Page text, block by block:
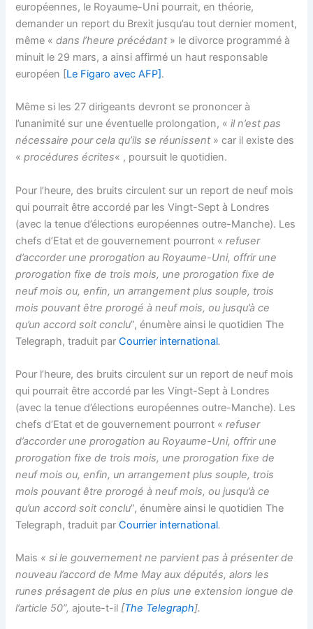
européennes, le Royaume-Uni pourrait, en théorie,
demander un report du Brexit jusqu’au tout dernier moment,
même «dans l’heure précédant » le divorce programmé à
minuit le 29 mars, a ainsi affirmé un haut responsable
européen [Le Figaro avec AFP].
Même si les 27 dirigeants devront se prononcer à
l’unanimité sur une éventuelle prolongation, «il n’est pas
nécessaire pour cela qu’ils se réunissent » car il existe des
«procédures écrites« , poursuit le quotidien.
Pour l’heure, des bruits circulent sur un report de neuf mois
qui pourrait être accordé par les Vingt-Sept à Londres
(avec la tenue d’élections européennes outre-Manche). Les
chefs d’Etat et de gouvernement pourront «refuser
d’accorder une prorogation au Royaume-Uni, offrir une
prorogation fixe de trois mois, une prorogation fixe de
neuf mois ou, enfin, un arrangement plus souple, trois
mois pouvant être prorogé à neuf mois, ou jusqu’à ce
qu’un accord soit conclu”, énumère ainsi le quotidien The
Telegraph, traduit parCourrier international.
Pour l’heure, des bruits circulent sur un report de neuf mois
qui pourrait être accordé par les Vingt-Sept à Londres
(avec la tenue d’élections européennes outre-Manche). Les
chefs d’Etat et de gouvernement pourront «refuser
d’accorder une prorogation au Royaume-Uni, offrir une
prorogation fixe de trois mois, une prorogation fixe de
neuf mois ou, enfin, un arrangement plus souple, trois
mois pouvant être prorogé à neuf mois, ou jusqu’à ce
qu’un accord soit conclu”, énumère ainsi le quotidien The
Telegraph, traduit parCourrier international.
Mais « si le gouvernement ne parvient pas à présenter de
nouveau l’accord de Mme May aux députés, alors les
runes présagent de plus en plus une extension longue de
l’article 50”, ajoute-t-il [The Telegraph].